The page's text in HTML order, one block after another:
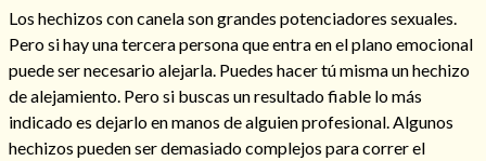
Consulta de tarot online
Los hechizos con canela son grandes potenciadores sexuales.
Pero si hay una tercera persona que entra en el plano emocional
puede ser necesario alejarla. Puedes hacer tú misma un hechizo
de alejamiento. Pero si buscas un resultado fiable lo más
indicado es dejarlo en manos de alguien profesional. Algunos
hechizos pueden ser demasiado complejos para correr el